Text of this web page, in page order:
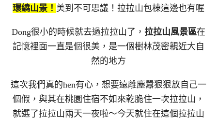
環繞山景！ 美到不可思議！拉拉山包棟這邊也有喔
Dong很小的時候就去過拉拉山了， 拉拉山風景區在
記憶裡面一直是個很美，是一個樹林茂密親近大自
然的地方
這次我們真的hen有心，想要遠離塵囂狠狠放自己一
個假，與其在桃園住宿不如來乾脆住一次拉拉山，
就選了拉拉山兩天一夜啦～今天就住在這個拉拉山